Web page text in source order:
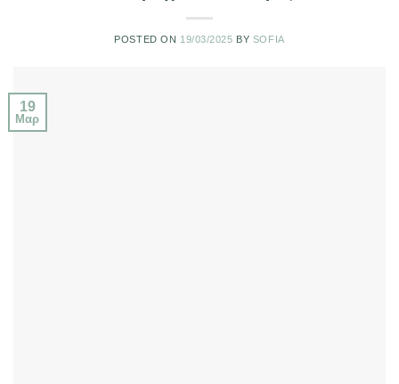
POSTED ON 19/03/2025 BY SOFIA
19
Μαρ